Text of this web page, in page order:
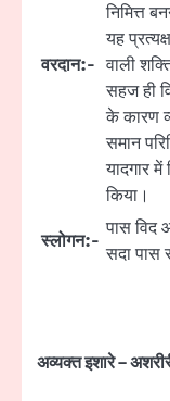
वरदान:-
निमित्त
यह
वाली
सहज ही
के कारण
समान
यादगार
किया।
स्लोगन:-
पास विद
सदा पास
अव्यक्त इशारे –